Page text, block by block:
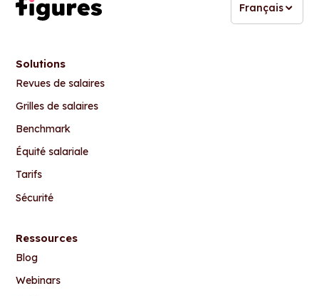
Français
Solutions
Revues de salaires
Grilles de salaires
Benchmark
Équité salariale
Tarifs
Sécurité
Ressources
Blog
Webinars